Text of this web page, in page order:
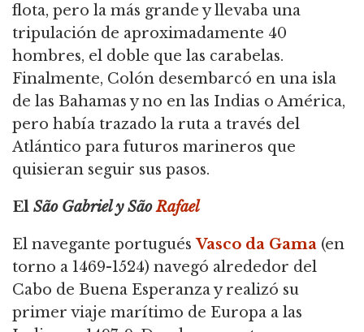
flota, pero la más grande y llevaba una
tripulación de aproximadamente 40
hombres, el doble que las carabelas.
Finalmente, Colón desembarcó en una isla
de las Bahamas y no en las Indias o América,
pero había trazado la ruta a través del
Atlántico para futuros marineros que
quisieran seguir sus pasos.
El São Gabriel y SãoRafael
El navegante portuguésVasco da Gama (en
torno a 1469-1524) navegó alrededor del
Cabo de Buena Esperanza y realizó su
primer viaje marítimo de Europa a las